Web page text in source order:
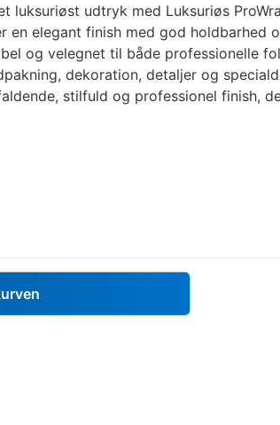
luksuriøst udtryk med Luksuriøs
en elegant finish med god holdbarhed
og velegnet til både professionelle
dekoration, detaljer og
stilfuld og professionel finish,